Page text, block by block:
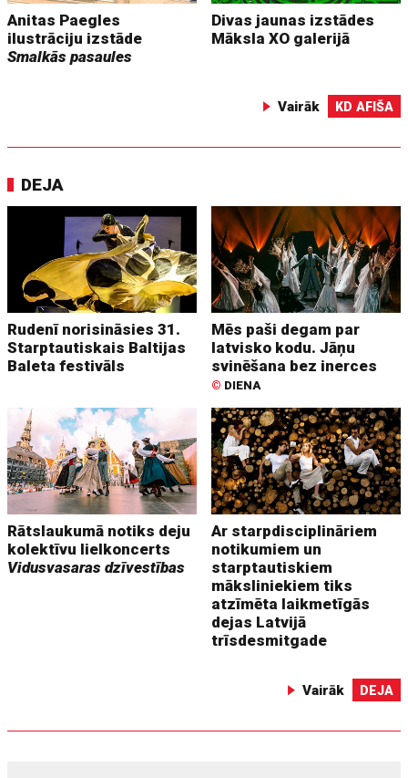
Anitas Paegles
ilustrāciju izstāde
Smalkās pasaules
Divas jaunas izstādes
Māksla XO galerijā
Vairāk KD AFIŠA
DEJA
Rudenī norisināsies 31.
Starptautiskais Baltijas
Baleta festivāls
Mēs paši degam par
latvisko kodu. Jāņu
svinēšana bez inerces
© DIENA
Rātslaukumā notiks deju
kolektīvu lielkoncerts
Vidusvasaras dzīvestības
Ar starpdisciplināriem
notikumiem un
starptautiskiem
māksliniekiem tiks
atzīmēta laikmetīgās
dejas Latvijā
trīsdesmitgade
Vairāk DEJA